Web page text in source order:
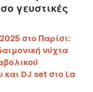
γευστικές
στο Παρίσι:
νύχτα
και DJ set στο La